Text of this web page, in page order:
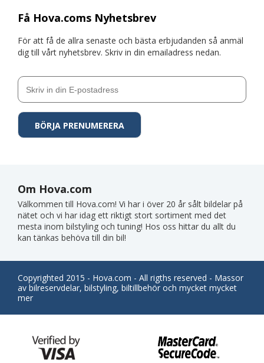
Få Hova.coms Nyhetsbrev
För att få de allra senaste och bästa erbjudanden så anmäl
dig till vårt nyhetsbrev. Skriv in din emailadress nedan.
Om Hova.com
Välkommen till Hova.com! Vi har i över 20 år sålt bildelar på
nätet och vi har idag ett riktigt stort sortiment med det
mesta inom bilstyling och tuning! Hos oss hittar du allt du
kan tänkas behöva till din bil!
Copyrighted 2015 - Hova.com - All rigths reserved - Massor
av bilreservdelar, bilstyling, biltillbehör och mycket mycket
mer